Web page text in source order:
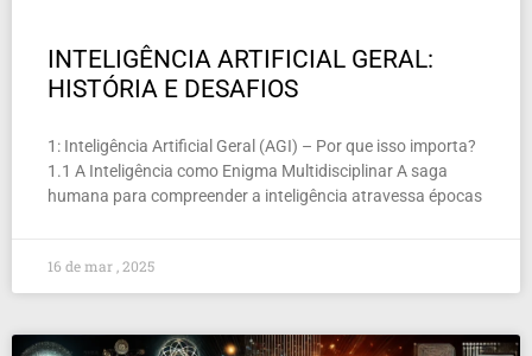
INTELIGÊNCIA ARTIFICIAL GERAL:
HISTÓRIA E DESAFIOS
1: Inteligência Artificial Geral (AGI) – Por que isso importa?
1.1 A Inteligência como Enigma Multidisciplinar A saga
humana para compreender a inteligência atravessa épocas
16 de mar , 2025